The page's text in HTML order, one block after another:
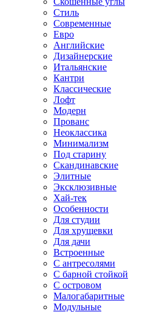
Стиль
Современные
Евро
Английские
Дизайнерские
Итальянские
Кантри
Классические
Лофт
Модерн
Прованс
Неоклассика
Минимализм
Под старину
Скандинавские
Элитные
Эксклюзивные
Хай-тек
Особенности
Для студии
Для хрущевки
Для дачи
Встроенные
С антресолями
С барной стойкой
С островом
Малогабаритные
Модульные